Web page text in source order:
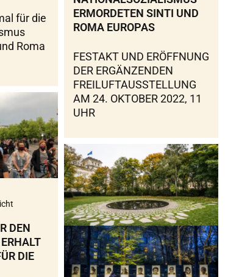
für die
Roma
ERMORDETEN SINTI UND
ROMA EUROPAS
FESTAKT UND ERÖFFNUNG
DER ERGÄNZENDEN
FREILUFTAUSSTELLUNG
AM 24. OKTOBER 2022, 11
UHR
DEN
DIE